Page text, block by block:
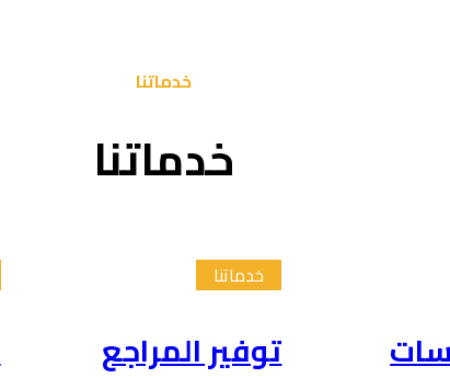
خدماتنا
خدماتنا
خدماتنا
توفير المراجع